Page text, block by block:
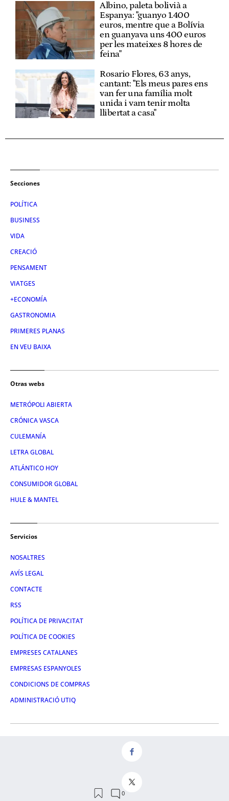
Albino, paleta bolivià a
Espanya: "guanyo 1.400
euros, mentre que a Bolívia
en guanyava uns 400 euros
per les mateixes 8 hores de
feina"
Rosario Flores, 63 anys,
cantant: "Els meus pares ens
van fer una família molt
unida i vam tenir molta
llibertat a casa"
Secciones
POLÍTICA
BUSINESS
VIDA
CREACIÓ
PENSAMENT
VIATGES
+ECONOMÍA
GASTRONOMIA
PRIMERES PLANAS
EN VEU BAIXA
Otras webs
METRÓPOLI ABIERTA
CRÓNICA VASCA
CULEMANÍA
LETRA GLOBAL
ATLÁNTICO HOY
CONSUMIDOR GLOBAL
HULE & MANTEL
Servicios
NOSALTRES
AVÍS LEGAL
CONTACTE
RSS
POLÍTICA DE PRIVACITAT
POLÍTICA DE COOKIES
EMPRESES CATALANES
EMPRESAS ESPANYOLES
CONDICIONS DE COMPRAS
ADMINISTRACIÓ UTIQ